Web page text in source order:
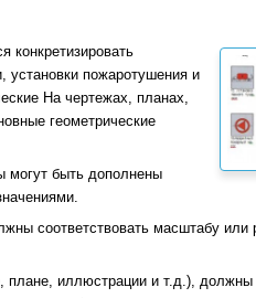
конкретизировать
пожаротушения и
На чертежах, планах,
геометрические
могут быть дополнены
соответствовать масштабу или
иллюстрации и т.д.),